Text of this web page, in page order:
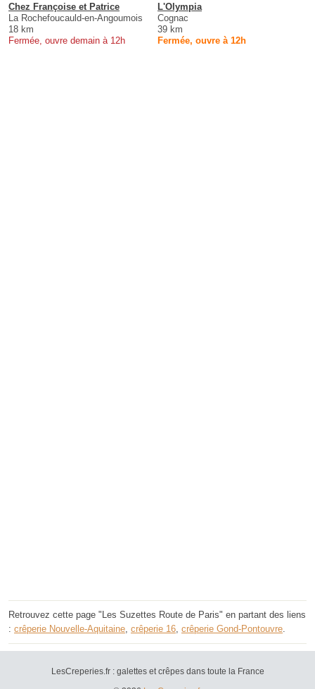
Chez Françoise et Patrice
La Rochefoucauld-en-Angoumois
18 km
Fermée, ouvre demain à 12h
L'Olympia
Cognac
39 km
Fermée, ouvre à 12h
Retrouvez cette page "Les Suzettes Route de Paris" en partant des liens
: crêperie Nouvelle-Aquitaine crêperie 16 crêperie Gond-Pontouvre
LesCreperies.fr : galettes et crêpes dans toute la France